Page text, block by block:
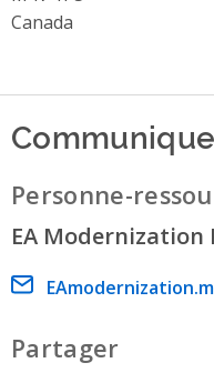
Canada
Personne-
EA Modernization
Email address
Partager